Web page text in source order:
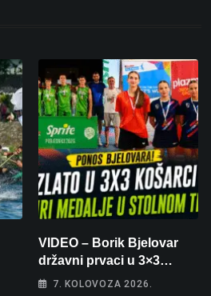
VIDEO – Borik Bjelovar
državni prvaci u 3×3
košarci, Klara Končar je
7. KOLOVOZA 2026.